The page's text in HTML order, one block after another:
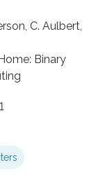
C. Aulbert,
Binary